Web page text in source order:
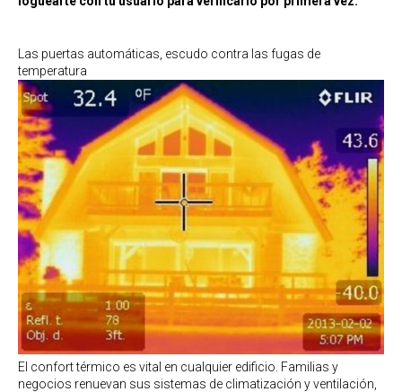
Las puertas automáticas, escudo contra las fugas de
temperatura
El confort térmico es vital en cualquier edificio. Familias y
negocios renuevan sus sistemas de climatización y ventilación,